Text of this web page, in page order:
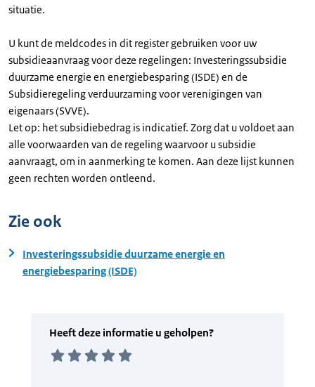
situatie.
U kunt de meldcodes in dit register gebruiken voor uw
subsidieaanvraag voor deze regelingen: Investeringssubsidie
duurzame energie en energiebesparing (ISDE) en de
Subsidieregeling verduurzaming voor verenigingen van
eigenaars (SVVE).
Let op: het subsidiebedrag is indicatief. Zorg dat u voldoet aan
alle voorwaarden van de regeling waarvoor u subsidie
aanvraagt, om in aanmerking te komen. Aan deze lijst kunnen
geen rechten worden ontleend.
Zie ook
Investeringssubsidie duurzame energie en
energiebesparing (ISDE)